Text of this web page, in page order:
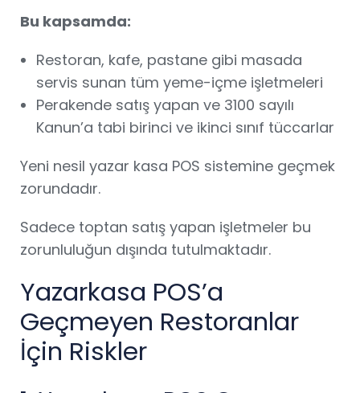
Bu kapsamda:
Restoran, kafe, pastane gibi masada
servis sunan tüm yeme-içme işletmeleri
Perakende satış yapan ve 3100 sayılı
Kanun’a tabi birinci ve ikinci sınıf tüccarlar
Yeni nesil yazar kasa POS sistemine geçmek
zorundadır.
Sadece toptan satış yapan işletmeler bu
zorunluluğun dışında tutulmaktadır.
Yazarkasa POS’a
Geçmeyen Restoranlar
İçin Riskler